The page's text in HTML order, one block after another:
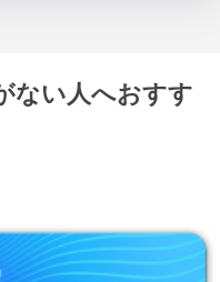
ない人へおすす